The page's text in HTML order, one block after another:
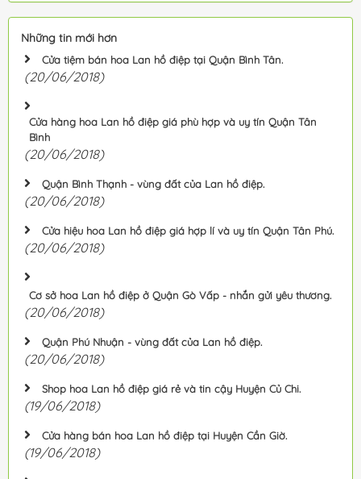
Những tin mới hơn
Cửa tiệm bán hoa Lan hồ điệp tại Quận Bình Tân.
(20/06/2018)
Cửa hàng hoa Lan hồ điệp giá phù hợp và uy tín Quận Tân
Bình
(20/06/2018)
Quận Bình Thạnh - vùng đất của Lan hồ điệp.
(20/06/2018)
Cửa hiệu hoa Lan hồ điệp giá hợp lí và uy tín Quận Tân Phú.
(20/06/2018)
Cơ sở hoa Lan hồ điệp ở Quận Gò Vấp - nhắn gửi yêu thương.
(20/06/2018)
Quận Phú Nhuận - vùng đất của Lan hồ điệp.
(20/06/2018)
Shop hoa Lan hồ điệp giá rẻ và tin cậy Huyện Củ Chi.
(19/06/2018)
Cửa hàng bán hoa Lan hồ điệp tại Huyện Cần Giờ.
(19/06/2018)